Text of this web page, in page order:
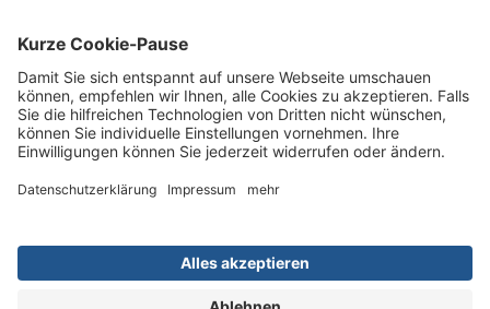
Copyright © 2026 - Startinsland. Alle Rechte vorbehalten